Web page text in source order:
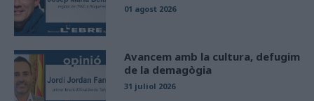
01 agost 2026
Avancem amb la cultura, defugim
de la demagògia
31 juliol 2026